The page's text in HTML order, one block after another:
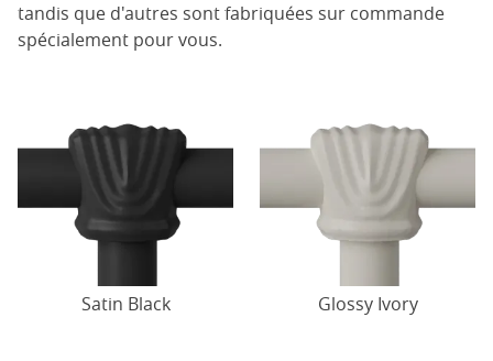
tandis que d'autres sont fabriquées sur commande
spécialement pour vous.
Satin Black Glossy Ivory